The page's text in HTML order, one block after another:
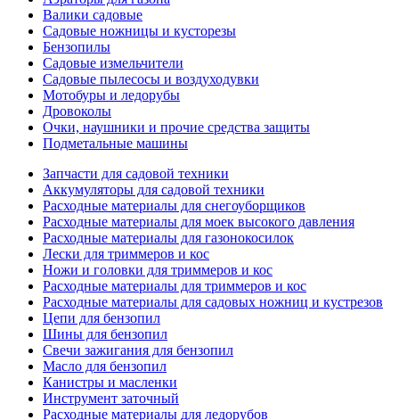
Валики садовые
Садовые ножницы и кусторезы
Бензопилы
Садовые измельчители
Садовые пылесосы и воздуходувки
Мотобуры и ледорубы
Дровоколы
Очки, наушники и прочие средства защиты
Подметальные машины
Запчасти для садовой техники
Аккумуляторы для садовой техники
Расходные материалы для снегоуборщиков
Расходные материалы для моек высокого давления
Расходные материалы для газонокосилок
Лески для триммеров и кос
Ножи и головки для триммеров и кос
Расходные материалы для триммеров и кос
Расходные материалы для садовых ножниц и кустрезов
Цепи для бензопил
Шины для бензопил
Свечи зажигания для бензопил
Масло для бензопил
Канистры и масленки
Инструмент заточный
Расходные материалы для ледорубов